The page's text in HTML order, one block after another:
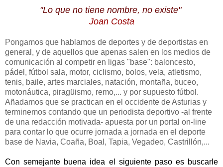
"Lo que no tiene nombre, no existe"
Joan Costa
Pongamos que hablamos de deportes y de deportistas en
general, y de aquellos que apenas salen en los medios de
comunicación al competir en ligas "base": baloncesto,
pádel, fútbol sala, motor, ciclismo, bolos, vela, atletismo,
tenis, baile, artes marciales, natación, montaña, buceo,
motonáutica, piragüismo, remo,... y por supuesto fútbol.
Añadamos que se practican en el occidente de Asturias y
terminemos contando que un periodista deportivo -al frente
de una redacción motivada- apuesta por un portal on-line
para contar lo que ocurre jornada a jornada en el deporte
base de Navia, Coaña, Boal, Tapia, Vegadeo, Castrillón,...
Con semejante buena idea el siguiente paso es buscarle